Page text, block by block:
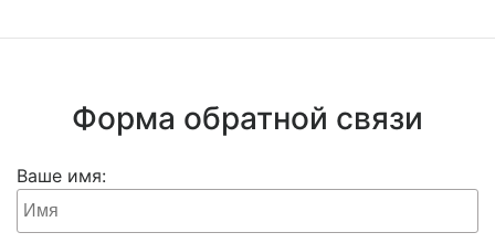
Форма обратной связи
Ваше имя: